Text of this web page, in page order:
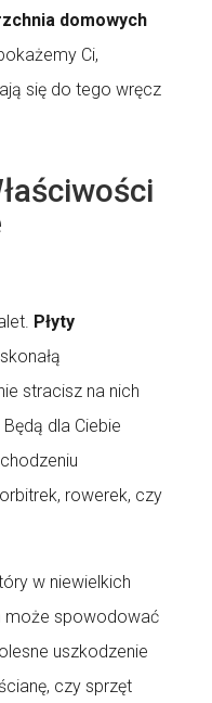
domowych
Ci,
się do tego wręcz
Płyty
stracisz na nich
dla Ciebie
rowerek, czy
w niewielkich
może spowodować
uszkodzenie
czy sprzęt